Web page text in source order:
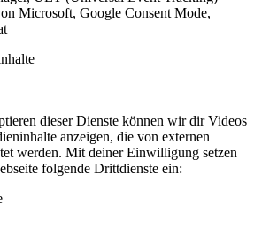
Microsoft, Google Consent Mode,
dieser Dienste können wir dir Videos
anzeigen, die von externen
werden. Mit deiner Einwilligung setzen
folgende Drittdienste ein: